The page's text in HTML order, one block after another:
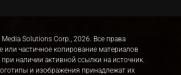
Solutions Corp., 2026. Все права
частичное копирование материалов
наличии активной ссылки на источник.
и изображения принадлежат их